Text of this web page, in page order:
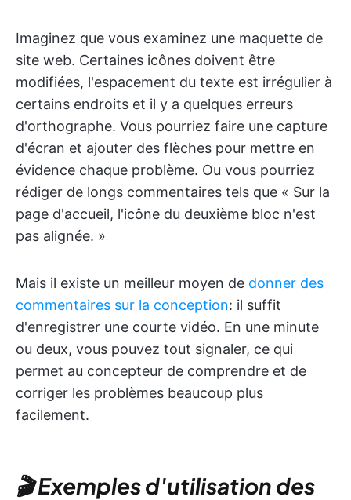
Imaginez que vous examinez une maquette de
site web. Certaines icônes doivent être
modifiées, l'espacement du texte est irrégulier à
certains endroits et il y a quelques erreurs
d'orthographe. Vous pourriez faire une capture
d'écran et ajouter des flèches pour mettre en
évidence chaque problème. Ou vous pourriez
rédiger de longs commentaires tels que « Sur la
page d'accueil, l'icône du deuxième bloc n'est
pas alignée. »
Mais il existe un meilleur moyen de donner des
commentaires sur la conception: il suffit
d'enregistrer une courte vidéo. En une minute
ou deux, vous pouvez tout signaler, ce qui
permet au concepteur de comprendre et de
corriger les problèmes beaucoup plus
facilement.
🎬 Exemples d'utilisation des